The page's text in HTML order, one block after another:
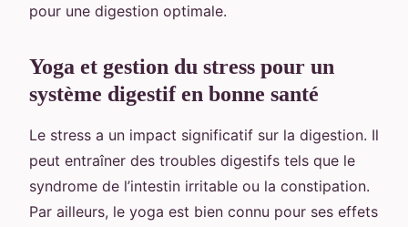
pour une digestion optimale.
Yoga et gestion du stress pour un
système digestif en bonne santé
Le stress a un impact significatif sur la digestion. Il
peut entraîner des troubles digestifs tels que le
syndrome de l’intestin irritable ou la constipation.
Par ailleurs, le yoga est bien connu pour ses effets